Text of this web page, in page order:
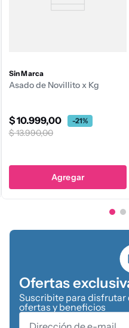
Sin Marca
Asado de Novillito x Kg
$13.990,00
$10.999,00 -21%
Agregar
Ofertas
Suscribite para disfrutar
ofertas y beneficios